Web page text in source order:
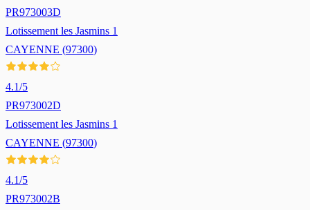
PR973003D
Lotissement les Jasmins 1
CAYENNE (97300)
4.1/5
PR973002D
Lotissement les Jasmins 1
CAYENNE (97300)
4.1/5
PR973002B